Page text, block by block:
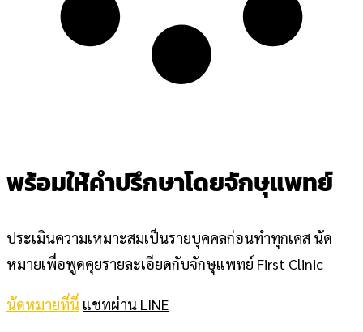
พร้อมให้คำปรึกษาโดยจักษุแพทย์
ประเมินความเหมาะสมเป็นรายบุคคลก่อนทำทุกเคส นัด
หมายเพื่อพูดคุยรายละเอียดกับจักษุแพทย์ First Clinic
นัดหมายที่นี่ แชทผ่าน LINE